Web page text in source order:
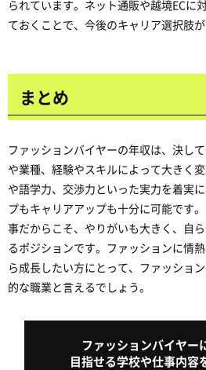
られています。ネット通販や越境ECに
ておくことで、今後のキャリア選択肢
まとめ
ファッションバイヤーの年収は、決し
や業種、経験やスキルによって大きく
や語学力、交渉力といった実力を着実
プもキャリアアップも十分に可能です
事だからこそ、やりがいも大きく、自
るポジションです。ファッションに情
ら成長したい方にとって、ファッショ
的な職業と言えるでしょう。
ファッションバイヤー
目指せる学校や仕事内容